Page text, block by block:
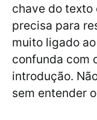
chave do texto
precisa para
muito ligado
confunda com
introdução.
sem entender